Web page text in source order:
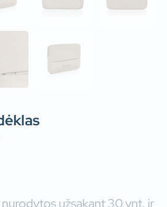
užsakant 30 vnt. ir